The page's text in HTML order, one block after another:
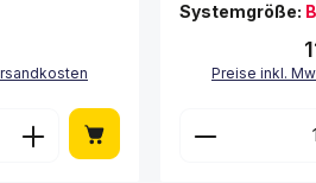
oder benutze die
Gib den
Systemgröße: B
Preise inkl.
Produkt